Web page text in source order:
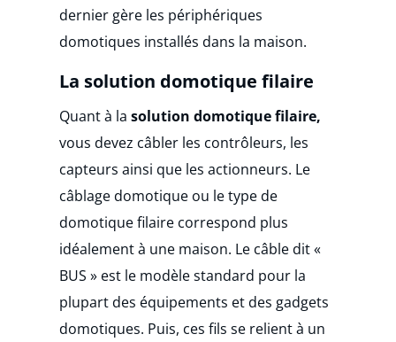
dernier gère les périphériques
domotiques installés dans la maison.
La solution domotique filaire
Quant à lasolution domotique filaire,
vous devez câbler les contrôleurs, les
capteurs ainsi que les actionneurs. Le
câblage domotique ou le type de
domotique filaire correspond plus
idéalement à une maison. Le câble dit «
BUS » est le modèle standard pour la
plupart des équipements et des gadgets
domotiques. Puis, ces fils se relient à un